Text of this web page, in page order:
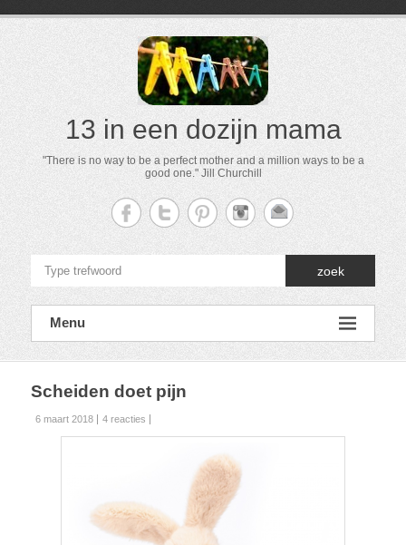
13 in een dozijn mama
"There is no way to be a perfect mother and a million ways to be a
good one." Jill Churchill
zoek
Menu
Scheiden doet pijn
6 maart 2018 4 reacties